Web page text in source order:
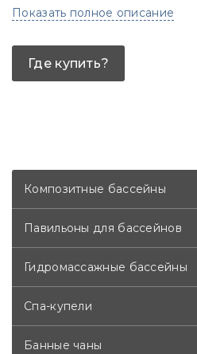
Композитные бассейны
Павильоны для бассейнов
Гидромассажные бассейны
Спа-купели
Банные чаны
Наличие зольника упрощает
Благодаря тому, что вставка с
стола, температура стола
Показать полное описание
Где купить?